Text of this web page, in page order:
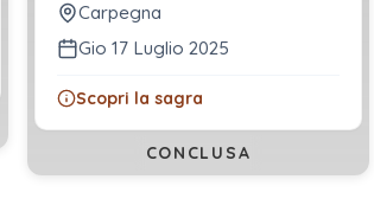
Carpegna
Gio 17 Luglio 2025
Scopri la sagra
CONCLUSA